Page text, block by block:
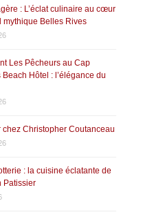
: L’éclat culinaire au cœur
mythique Belles Rives
Les Pêcheurs au Cap
Beach Hôtel : l’élégance du
chez Christopher Coutanceau
: la cuisine éclatante de
Patissier